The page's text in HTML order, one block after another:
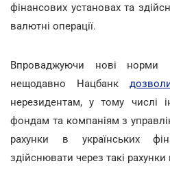
фінансових установах та
валютні операції.
Впроваджуючи нові норми
нещодавно Нацбанк
нерезидентам, у тому числі
фондам та компаніям з
рахунки в українських
здійснювати через такі рахунки